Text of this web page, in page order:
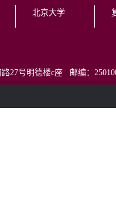
北京大学
27号明德楼c座 邮编：